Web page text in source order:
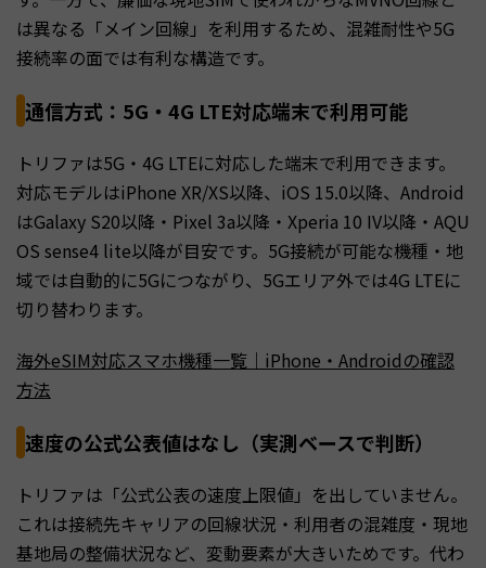
は異なる「メイン回線」を利用するため、混雑耐性や5G
接続率の面では有利な構造です。
通信方式：5G・4G LTE対応端末で利用可能
トリファは5G・4G LTEに対応した端末で利用できます。
対応モデルはiPhone XR/XS以降、iOS 15.0以降、Android
はGalaxy S20以降・Pixel 3a以降・Xperia 10 IV以降・AQU
OS sense4 lite以降が目安です。5G接続が可能な機種・地
域では自動的に5Gにつながり、5Gエリア外では4G LTEに
切り替わります。
海外eSIM対応スマホ機種一覧｜iPhone・Androidの確認
方法
速度の公式公表値はなし（実測ベースで判断）
トリファは「公式公表の速度上限値」を出していません。
これは接続先キャリアの回線状況・利用者の混雑度・現地
基地局の整備状況など、変動要素が大きいためです。代わ